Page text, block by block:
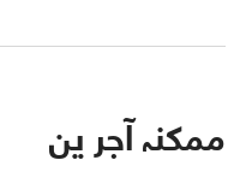
ممکنہ آجر ین